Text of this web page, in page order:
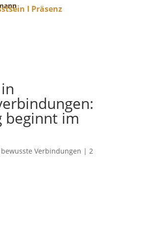
I Präsenz
beginnt im
bewusste Verbindungen | 2